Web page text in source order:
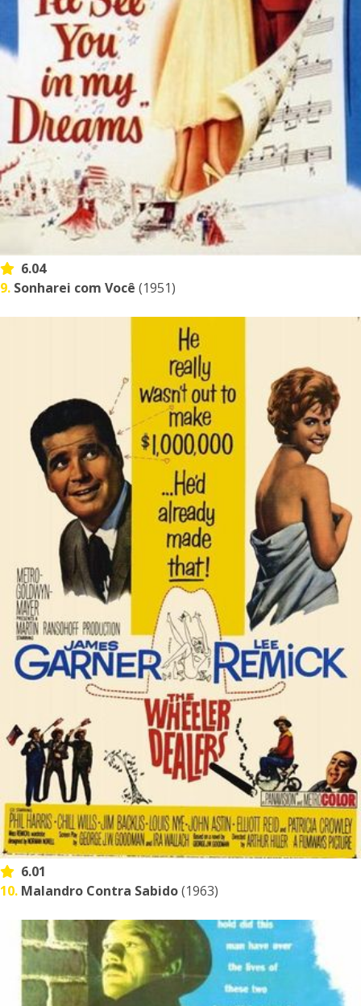
6.04
9. Sonharei com Você (1951)
6.01
10. Malandro Contra Sabido(1963)